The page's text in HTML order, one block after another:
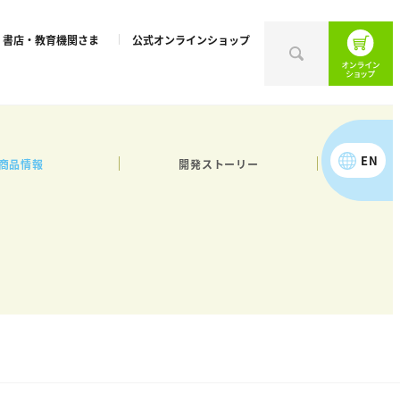
品情報 開発ストーリー
書店・教育機関さま 公式オンラインショップ
EN